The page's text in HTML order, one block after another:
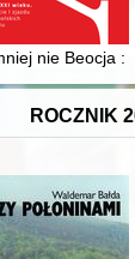
w
nie Beocja :
ROCZNIK